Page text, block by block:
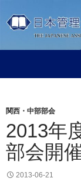
ン
ン
へ
プ
関西・中部部会
2013年
部会開
2013-06-21